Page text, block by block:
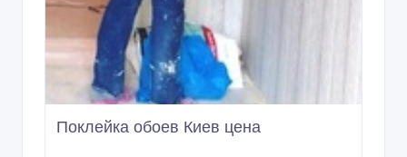
Поклейка обоев Киев цена